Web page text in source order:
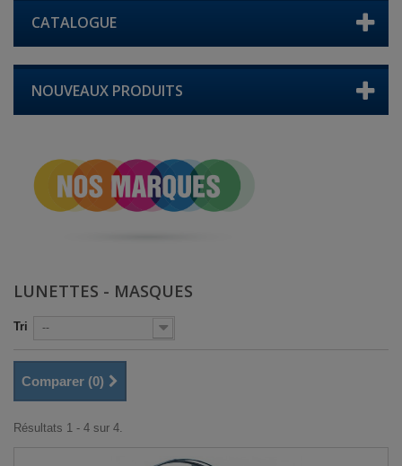
CATALOGUE
NOUVEAUX PRODUITS
LUNETTES - MASQUES
Tri --
Comparer (0)
Résultats 1 - 4 sur 4.